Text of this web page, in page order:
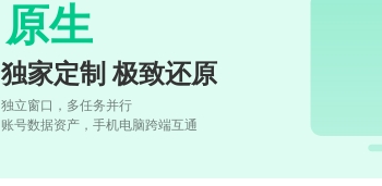
原生
独家定制 极致还原
独立窗口，多任务并行
账号数据资产，手机电脑跨端互通